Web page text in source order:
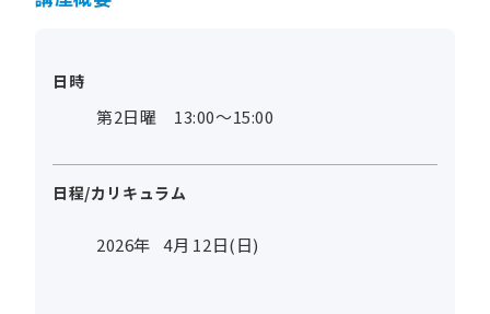
日時
第2日曜 13:00～15:00
日程/カリキュラム
2026年 4月 12日(日)